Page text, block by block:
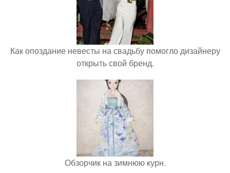
Как опоздание невесты на свадьбу помогло дизайнеру
открыть свой бренд.
Обзорчик на зимнюю курн.